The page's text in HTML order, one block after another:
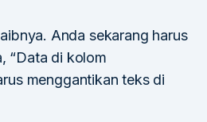
Anda sekarang harus
“Data di kolom
menggantikan teks di